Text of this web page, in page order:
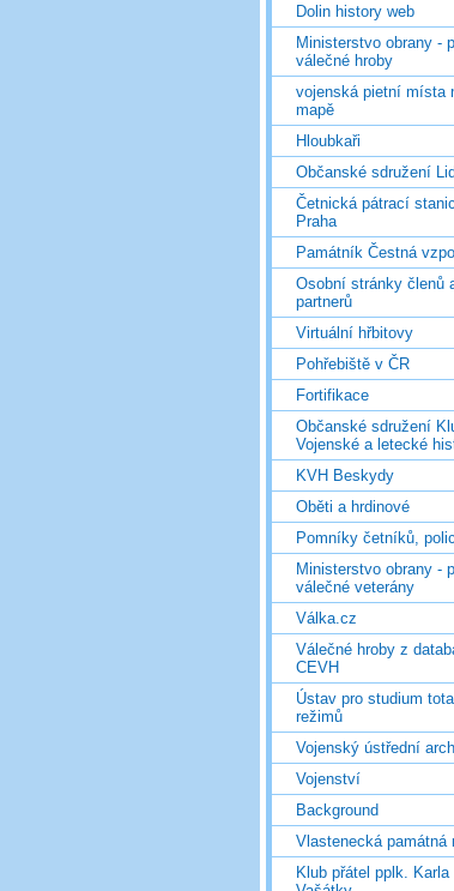
Dolin history web
Ministerstvo obrany -
válečné hroby
vojenská pietní místa
mapě
Hloubkaři
Občanské sdružení
Četnická pátrací
Praha
Památník Čestná
Osobní stránky členů
partnerů
Virtuální hřbitovy
Pohřebiště v ČR
Fortifikace
Občanské sdružení
Vojenské a letecké
KVH Beskydy
Oběti a hrdinové
Pomníky četníků,
Ministerstvo obrany -
válečné veterány
Válka.cz
Válečné hroby z
CEVH
Ústav pro studium
režimů
Vojenský ústřední
Vojenství
Background
Vlastenecká památná
Klub přátel pplk. Karla